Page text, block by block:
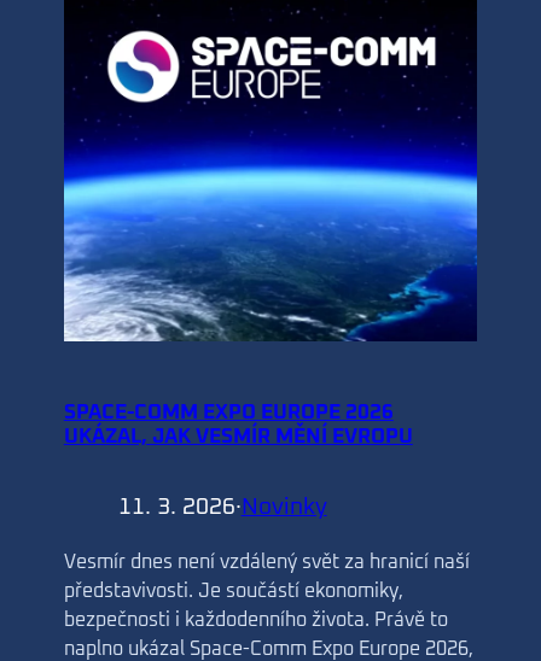
SPACE-COMM EXPO EUROPE 2026
UKÁZAL, JAK VESMÍR MĚNÍ EVROPU
11. 3. 2026· Novinky
Vesmír dnes není vzdálený svět za hranicí naší
představivosti. Je součástí ekonomiky,
bezpečnosti i každodenního života. Právě to
naplno ukázal Space-Comm Expo Europe 2026,